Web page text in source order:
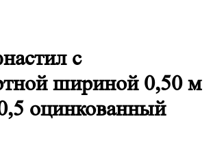
с
шириной 0,50 м
оцинкованный